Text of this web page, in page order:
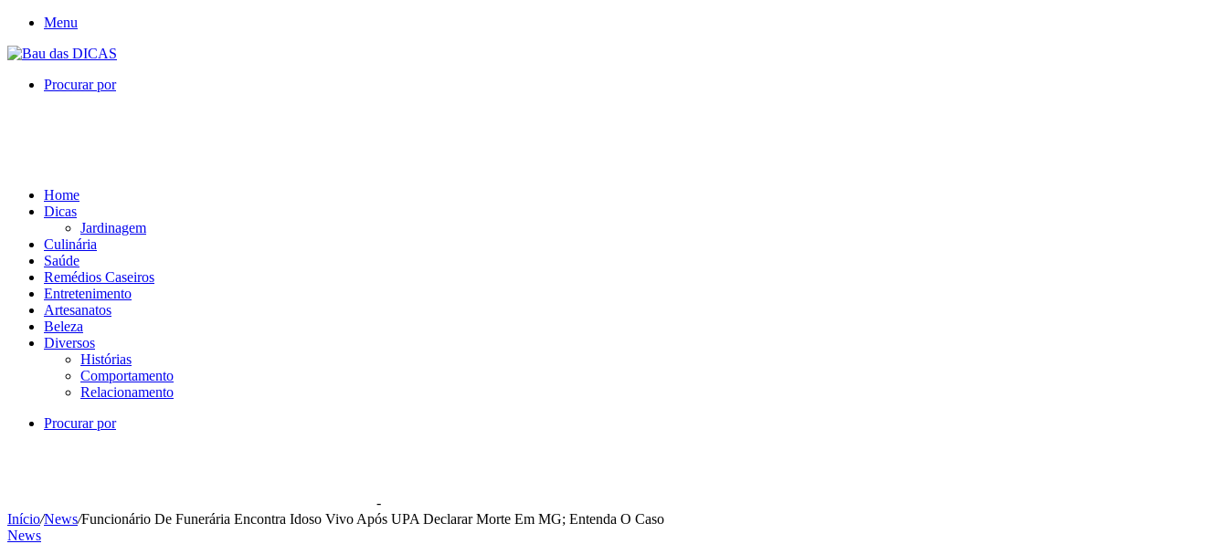
Menu
Procurar por
Home
Dicas
Jardinagem
Culinária
Saúde
Remédios Caseiros
Entretenimento
Artesanatos
Beleza
Diversos
Histórias
Comportamento
Relacionamento
Procurar por
-
Início/News/Funcionário De Funerária Encontra Idoso Vivo Após UPA Declarar Morte Em MG; Entenda O Caso
News